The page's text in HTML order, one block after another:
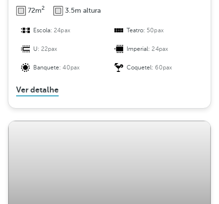
72m2 3.5m altura
Escola:24pax Teatro: 50pax
U:22pax Imperial:24pax
Banquete:40pax Coquetel:60pax
Ver detalhe